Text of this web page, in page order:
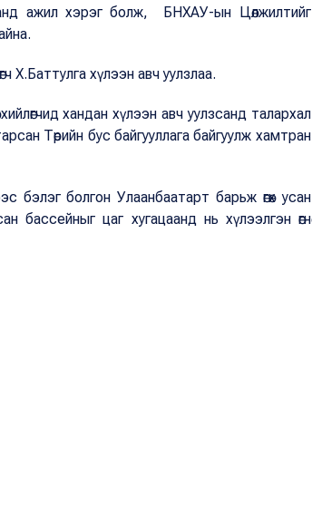
ажил хэрэг болж, БНХАУ-ын Цөлжилтийг
Х.Баттулга хүлээн авч уулзлаа.
хандан хүлээн авч уулзсанд талархал
Төрийн бус байгууллага байгуулж хамтран
бэлэг болгон Улаанбаатарт барьж өгөх усан
бассейныг цаг хугацаанд нь хүлээлгэн өгнө